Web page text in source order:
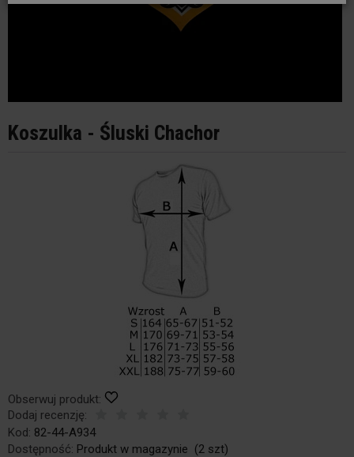
Koszulka - Śluski Chachor
Obserwuj produkt:
Dodaj recenzję:
Kod: 82-44-A934
Dostępność: Produkt w magazynie (2 szt)